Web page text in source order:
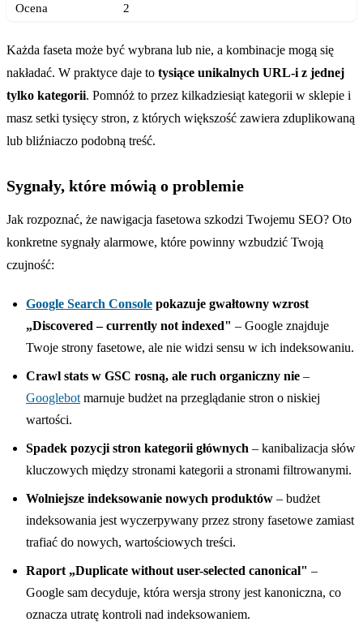
Ocena
2
Każda faseta może być wybrana lub nie, a kombinacje mogą się
nakładać. W praktyce daje to tysiące unikalnych URL-i z jednej
tylko kategorii. Pomnóż to przez kilkadziesiąt kategorii w sklepie i
masz setki tysięcy stron, z których większość zawiera zduplikowaną
lub bliźniaczo podobną treść.
Sygnały, które mówią o problemie
Jak rozpoznać, że nawigacja fasetowa szkodzi Twojemu SEO? Oto
konkretne sygnały alarmowe, które powinny wzbudzić Twoją
czujność:
Google Search Console pokazuje gwałtowny wzrost
„Discovered – currently not indexed" – Google znajduje
Twoje strony fasetowe, ale nie widzi sensu w ich indeksowaniu.
Crawl stats w GSC rosną, ale ruch organiczny nie –
Googlebot marnuje budżet na przeglądanie stron o niskiej
wartości.
Spadek pozycji stron kategorii głównych – kanibalizacja słów
kluczowych między stronami kategorii a stronami filtrowanymi.
Wolniejsze indeksowanie nowych produktów – budżet
indeksowania jest wyczerpywany przez strony fasetowe zamiast
trafiać do nowych, wartościowych treści.
Raport „Duplicate without user-selected canonical" –
Google sam decyduje, która wersja strony jest kanoniczna, co
oznacza utratę kontroli nad indeksowaniem.